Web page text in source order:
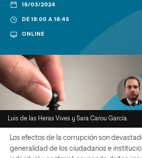
18/03/2024
DE 18:00 A 18:45
ONLINE
Luis de las Heras Vives y Sara Carou García.
Los efectos de la corrupción son
generalidad de los ciudadanos e